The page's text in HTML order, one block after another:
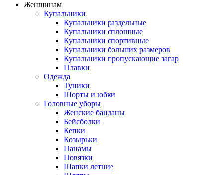
Женщинам
Купальники
Купальники раздельные
Купальники сплошные
Купальники спортивные
Купальники больших размеров
Купальники пропускающие загар
Плавки
Одежда
Туники
Шорты и юбки
Головные уборы
Женские банданы
Бейсболки
Кепки
Козырьки
Панамы
Повязки
Шапки летние